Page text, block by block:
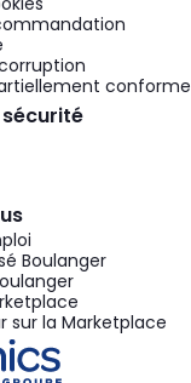
conforme
Boulanger
sur la Marketplace